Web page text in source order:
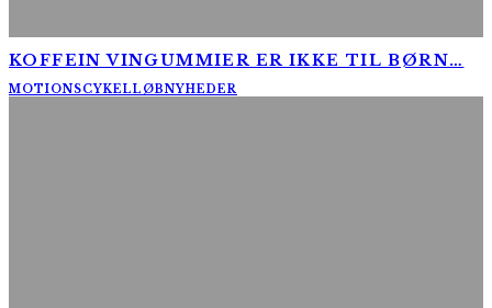
KOFFEIN VINGUMMIER ER IKKE TIL BØRN…
MOTIONSCYKELLØBNYHEDER